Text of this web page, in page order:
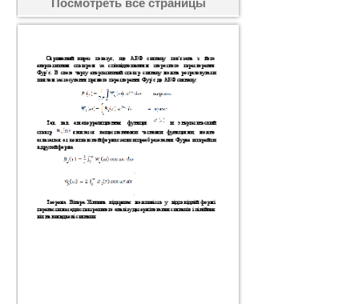
Посмотреть все страницы